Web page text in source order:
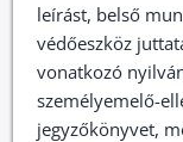
leírást, belső
védőeszköz
vonatkozó
személyemelő-
jegyzőkönyvet,